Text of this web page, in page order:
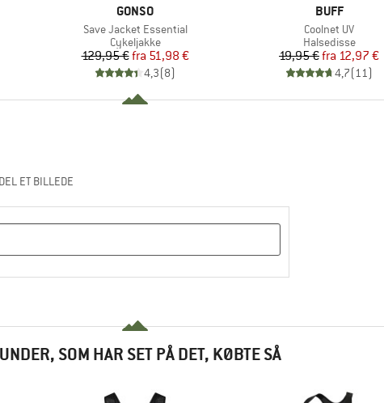
MÆRKE
GONSO
Artikel
Save Jacket Essential
Produktgruppe
Cykeljakke
Pris
129,95 € Nedsat pris
fra 51,98 €
4,3(8)
MÆRKE
BUFF
Artikel
Coolnet UV
Produktgruppe
Halsedisse
Pris
19,95 € Nedsat pris
fra 12,97 €
4,7(11)
DEL ET BILLEDE
SOM HAR SET PÅ DET, KØBTE SÅ